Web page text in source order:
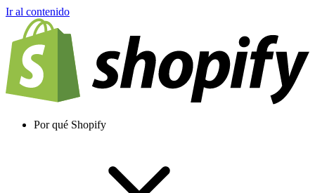
Ir al contenido
Por qué Shopify